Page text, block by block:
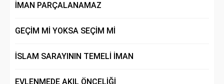
İMAN PARÇALANAMAZ
GEÇİM Mİ YOKSA SEÇİM Mİ
İSLAM SARAYININ TEMELİ İMAN
EVLENMEDE AKIL ÖNCELİĞİ